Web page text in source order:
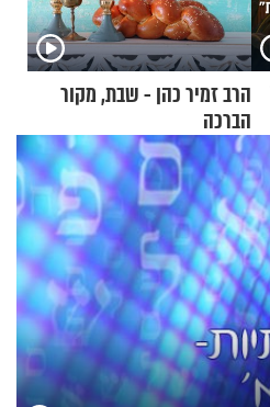
הרב זמיר כהן - שבת, מקור
הברכה